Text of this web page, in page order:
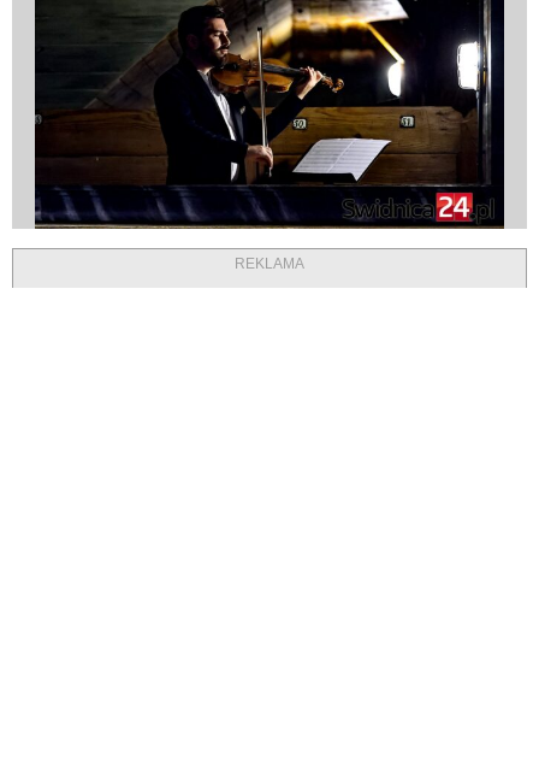
REKLAMA